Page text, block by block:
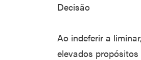
Decisão
Ao indeferir a
elevados propósitos